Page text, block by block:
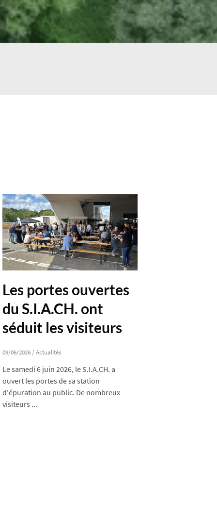
Les portes ouvertes
du S.I.A.CH. ont
séduit les visiteurs
09/06/2026 /Actualités
Le samedi 6 juin 2026, le S.I.A.CH. a
ouvert les portes de sa station
d'épuration au public. De nombreux
visiteurs ...